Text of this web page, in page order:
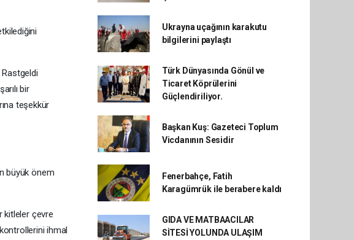
bir
teşekkür
büyük önem
kitleler çevre
ihmal
Ukrayna uçağının karakutu
bilgilerini paylaştı
Türk Dünyasında Gönül ve
Ticaret Köprülerini
Güçlendiriliyor.
Başkan Kuş: Gazeteci Toplum
Vicdanının Sesidir
Fenerbahçe, Fatih
Karagümrük ile berabere kaldı
GIDA VE MATBAACILAR
SİTESİ YOLUNDA ULAŞIM